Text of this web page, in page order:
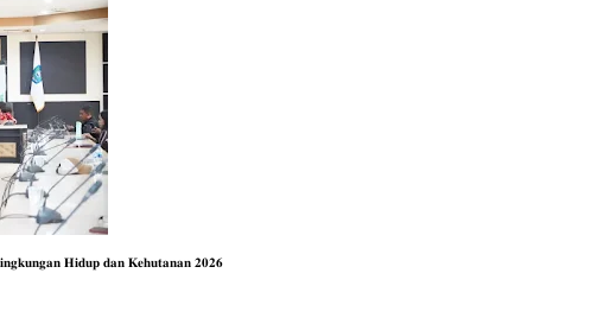
𝐇𝐢𝐝𝐮𝐩 𝐝𝐚𝐧 𝐊𝐞𝐡𝐮𝐭𝐚𝐧𝐚𝐧 𝟐𝟎𝟐𝟔